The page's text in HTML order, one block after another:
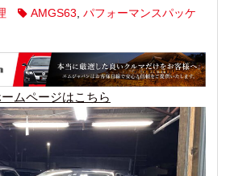
AMGS63, パフォーマンスパッケ
ムページはこちら